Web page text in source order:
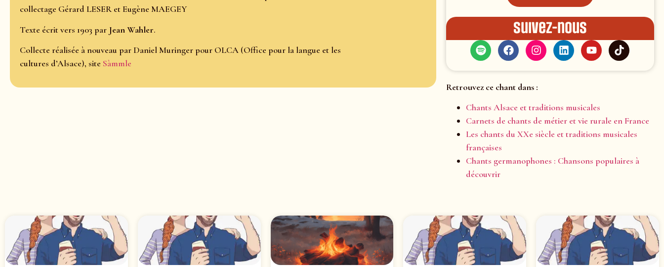
collectage Gérard LESER et Eugène MAEGEY
Texte écrit vers 1903 par Jean Wahler.
Collecte réalisée à nouveau par Daniel Muringer pour OLCA (Office pour la langue et les
cultures d’Alsace), site Sàmmle
Suivez-nous
Retrouvez ce chant dans :
Chants Alsace et traditions musicales
Carnets de chants de métier et vie rurale en France
Les chants du XXe siècle et traditions musicales
françaises
Chants germanophones : Chansons populaires à
découvrir